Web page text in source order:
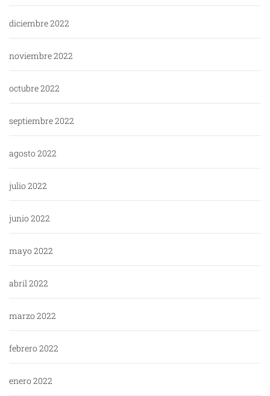
diciembre 2022
noviembre 2022
octubre 2022
septiembre 2022
agosto 2022
julio 2022
junio 2022
mayo 2022
abril 2022
marzo 2022
febrero 2022
enero 2022